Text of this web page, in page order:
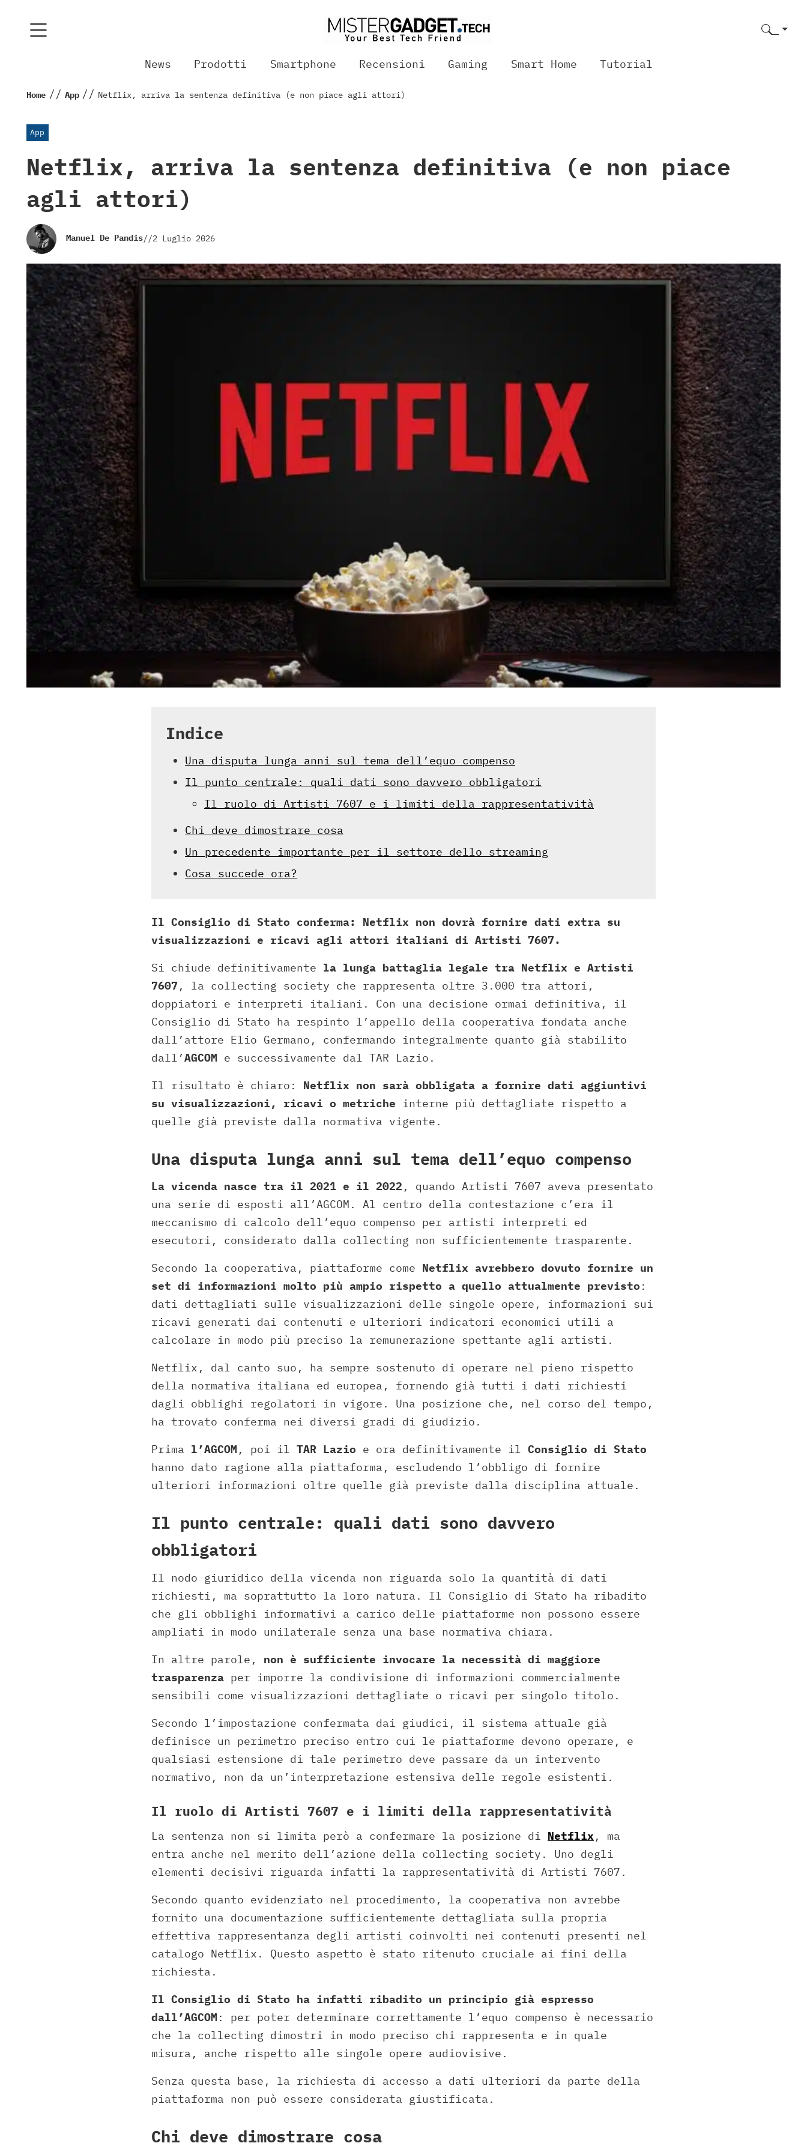
News Prodotti Smartphone Recensioni Gaming Smart Home Tutorial
Home // App // Netflix, arriva la sentenza definitiva (e non piace agli attori)
App
Netflix, arriva la sentenza definitiva (e non piace
agli attori)
Manuel De Pandis//2 Luglio 2026
Indice
Una disputa lunga anni sul tema dell’equo compenso
Il punto centrale: quali dati sono davvero obbligatori
Il ruolo di Artisti 7607 e i limiti della rappresentatività
Chi deve dimostrare cosa
Un precedente importante per il settore dello streaming
Cosa succede ora?
Il Consiglio di Stato conferma: Netflix non dovrà fornire dati extra su
visualizzazioni e ricavi agli attori italiani di Artisti 7607.
Si chiude definitivamente la lunga battaglia legale tra Netflix e Artisti
7607 , la collecting society che rappresenta oltre 3.000 tra attori,
doppiatori e interpreti italiani. Con una decisione ormai definitiva, il
Consiglio di Stato ha respinto l’appello della cooperativa fondata anche
dall’attore Elio Germano, confermando integralmente quanto già stabilito
dall’AGCOM e successivamente dal TAR Lazio.
Il risultato è chiaro: Netflix non sarà obbligata a fornire dati aggiuntivi
su visualizzazioni, ricavi o metriche interne più dettagliate rispetto a
quelle già previste dalla normativa vigente.
Una disputa lunga anni sul tema dell’equo compenso
La vicenda nasce tra il 2021 e il 2022 , quando Artisti 7607 aveva presentato
una serie di esposti all’AGCOM. Al centro della contestazione c’era il
meccanismo di calcolo dell’equo compenso per artisti interpreti ed
esecutori, considerato dalla collecting non sufficientemente trasparente.
Secondo la cooperativa, piattaforme come Netflix avrebbero dovuto fornire un
set di informazioni molto più ampio rispetto a quello attualmente previsto :
dati dettagliati sulle visualizzazioni delle singole opere, informazioni sui
ricavi generati dai contenuti e ulteriori indicatori economici utili a
calcolare in modo più preciso la remunerazione spettante agli artisti.
Netflix, dal canto suo, ha sempre sostenuto di operare nel pieno rispetto
della normativa italiana ed europea, fornendo già tutti i dati richiesti
dagli obblighi regolatori in vigore. Una posizione che, nel corso del tempo,
ha trovato conferma nei diversi gradi di giudizio.
Prima l’AGCOM , poi il TAR Lazio e ora definitivamente il Consiglio di Stato
hanno dato ragione alla piattaforma, escludendo l’obbligo di fornire
ulteriori informazioni oltre quelle già previste dalla disciplina attuale.
Il punto centrale: quali dati sono davvero
obbligatori
Il nodo giuridico della vicenda non riguarda solo la quantità di dati
richiesti, ma soprattutto la loro natura. Il Consiglio di Stato ha ribadito
che gli obblighi informativi a carico delle piattaforme non possono essere
ampliati in modo unilaterale senza una base normativa chiara.
In altre parole, non è sufficiente invocare la necessità di maggiore
trasparenza per imporre la condivisione di informazioni commercialmente
sensibili come visualizzazioni dettagliate o ricavi per singolo titolo.
Secondo l’impostazione confermata dai giudici, il sistema attuale già
definisce un perimetro preciso entro cui le piattaforme devono operare, e
qualsiasi estensione di tale perimetro deve passare da un intervento
normativo, non da un’interpretazione estensiva delle regole esistenti.
Il ruolo di Artisti 7607 e i limiti della rappresentatività
La sentenza non si limita però a confermare la posizione di Netflix, ma
entra anche nel merito dell’azione della collecting society. Uno degli
elementi decisivi riguarda infatti la rappresentatività di Artisti 7607.
Secondo quanto evidenziato nel procedimento, la cooperativa non avrebbe
fornito una documentazione sufficientemente dettagliata sulla propria
effettiva rappresentanza degli artisti coinvolti nei contenuti presenti nel
catalogo Netflix. Questo aspetto è stato ritenuto cruciale ai fini della
richiesta.
Il Consiglio di Stato ha infatti ribadito un principio già espresso
dall’AGCOM : per poter determinare correttamente l’equo compenso è necessario
che la collecting dimostri in modo preciso chi rappresenta e in quale
misura, anche rispetto alle singole opere audiovisive.
Senza questa base, la richiesta di accesso a dati ulteriori da parte della
piattaforma non può essere considerata giustificata.
Chi deve dimostrare cosa